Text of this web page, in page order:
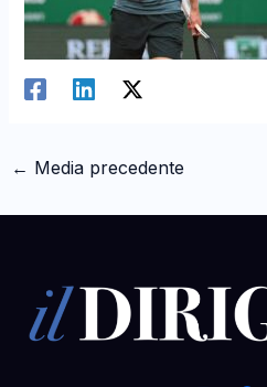
← Media precedente